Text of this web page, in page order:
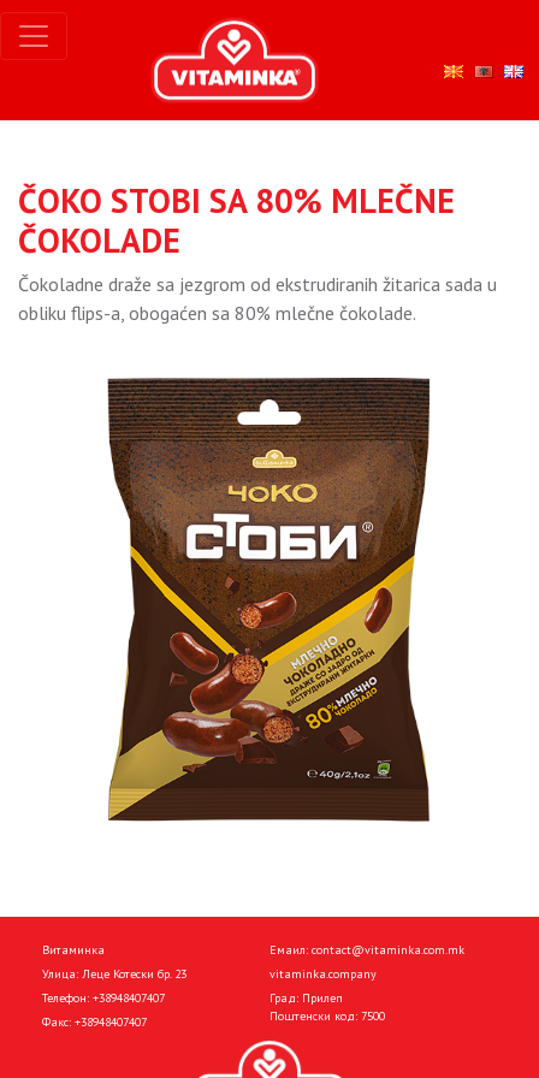
ČOKO STOBI SA 80% MLEČNE
ČOKOLADE
Čokoladne draže sa jezgrom od ekstrudiranih žitarica sada u
obliku flips-a, obogaćen sa 80% mlečne čokolade.
Витаминка
Улица: Леце Котески бр. 23
Телефон: +38948407407
Факс: +38948407407
Емаил: contact@vitaminka.com.mk
vitaminka.company
Град: Прилеп
Поштенски код: 7500